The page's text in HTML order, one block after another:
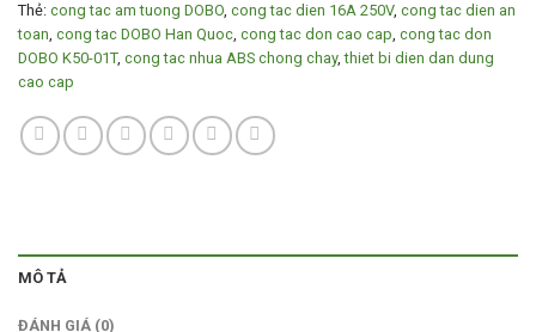
Thẻ: cong tac am tuong DOBO, cong tac dien 16A 250V, cong tac dien an
toan, cong tac DOBO Han Quoc, cong tac don cao cap, cong tac don
DOBO K50-01T, cong tac nhua ABS chong chay,thiet bi dien dan dung
cao cap
MÔ TẢ
ĐÁNH GIÁ (0)